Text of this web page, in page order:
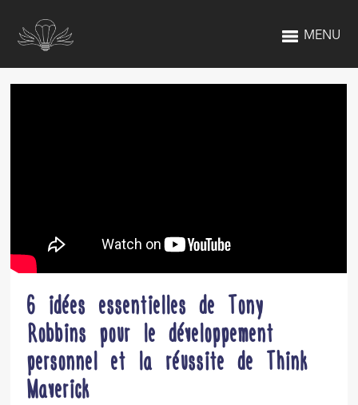
MENU
6 idées essentielles de Tony
Robbins pour le développement
personnel et la réussite de Think
Maverick